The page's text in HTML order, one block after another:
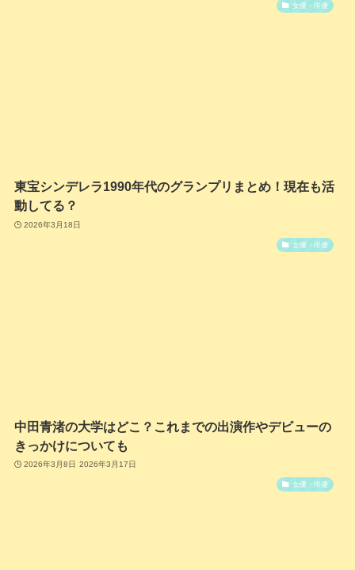
女優・俳優
東宝シンデレラ1990年代のグランプリまとめ！現在も活
動してる？
2026年3月18日
女優・俳優
中田青渚の大学はどこ？これまでの出演作やデビューの
きっかけについても
2026年3月8日 2026年3月17日
女優・俳優